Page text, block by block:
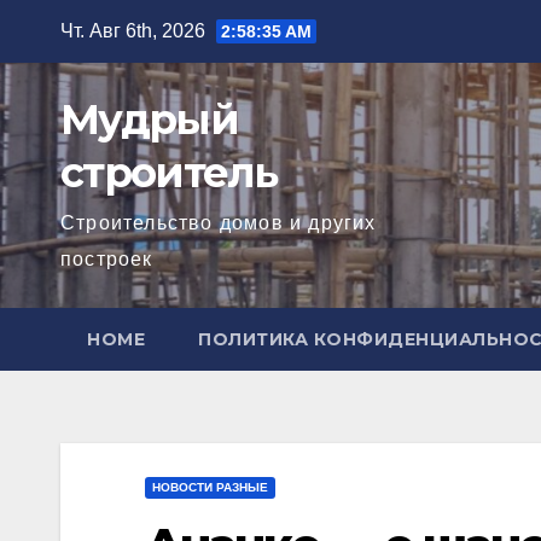
содержимому
Чт. Авг 6th, 2026 2:58:37 AM
Мудрый
строитель
Строительство домов и других
построек
HOME ПОЛИТИКА
НОВОСТИ РАЗНЫЕ